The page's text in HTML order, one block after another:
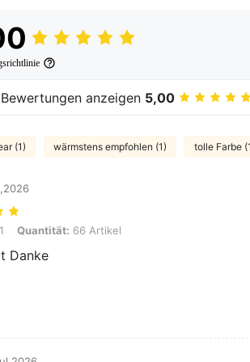
anzeigen 5,00
(1) wärmstens empfohlen (1) tolle Farbe
66 Artikel
Quantität: 66 Artikel
Danke